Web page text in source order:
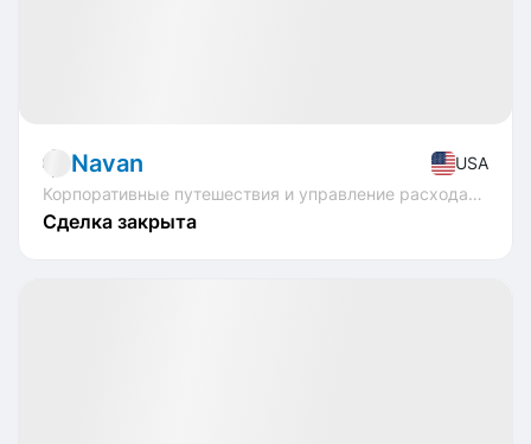
Navan
USA
Корпоративные путешествия и управление расходами
Сделка закрыта